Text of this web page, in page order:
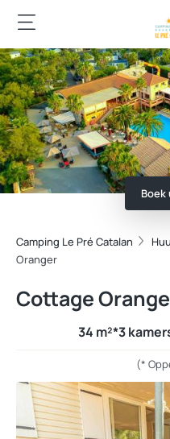
Boek
Camping Le Pré Catalan
Oranger
Cottage
34 m²*3
(*